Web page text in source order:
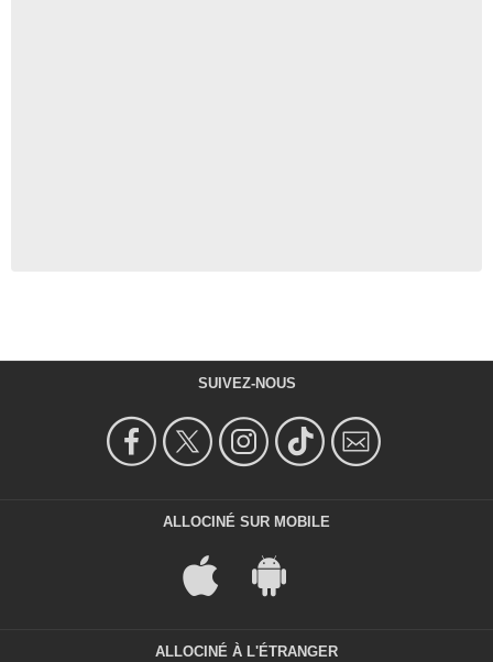
SUIVEZ-NOUS
ALLOCINÉ SUR MOBILE
ALLOCINÉ À L'ÉTRANGER